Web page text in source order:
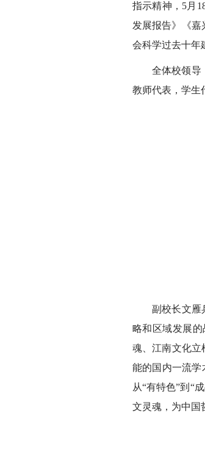
指示精神，5月
发展报告》《嘉
会科学过去十年
全体校领导
教师代表，学生
副校长文雁
略和区域发展
魂、江南文化立
能的国内一流学
从“有特色”到“
文灵魂，为中国